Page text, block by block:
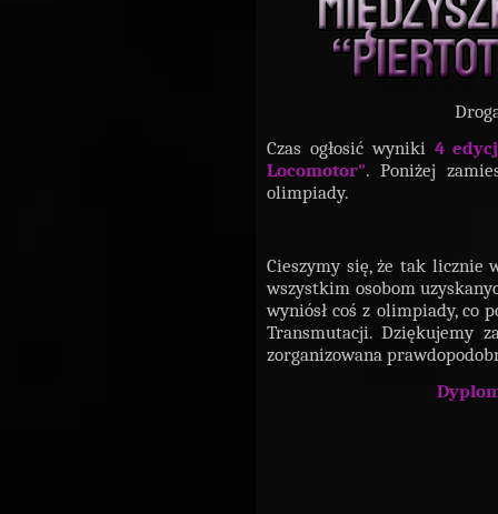
Czas ogłosić wyniki 4
Locomotor". Poniżej
olimpiady.
Cieszymy się, że tak licznie
wszystkim osobom
wyniósł coś z olimpiady, co
Transmutacji. Dziękujemy
zorganizowana